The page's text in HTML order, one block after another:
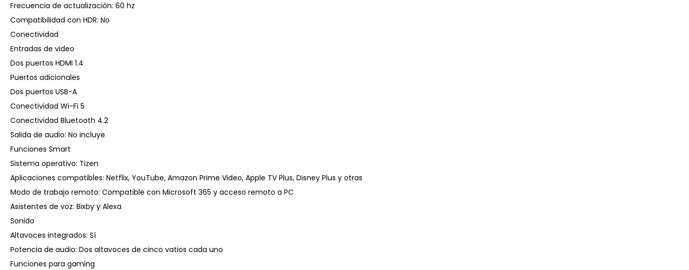
Frecuencia de actualización: 60 hz
Compatibilidad con HDR: No
Conectividad
Entradas de video
Dos puertos HDMI 1.4
Puertos adicionales
Dos puertos USB-A
Conectividad Wi-Fi 5
Conectividad Bluetooth 4.2
Salida de audio: No incluye
Funciones Smart
Sistema operativo: Tizen
Aplicaciones compatibles: Netflix, YouTube, Amazon Prime Video, Apple TV Plus, Disney Plus y otras
Modo de trabajo remoto: Compatible con Microsoft 365 y acceso remoto a PC
Asistentes de voz: Bixby y Alexa
Sonido
Altavoces integrados: Sí
Potencia de audio: Dos altavoces de cinco vatios cada uno
Funciones para gaming